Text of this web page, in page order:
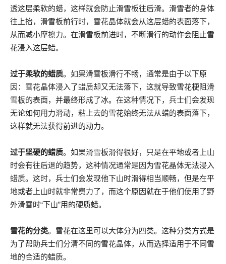
透这层柔软的蜡，这样就会防止滑雪板往后滑。滑雪者的身体
往上抬，滑雪板前行时，雪花晶体就会从这层蜡的表面落下，
从而减小摩擦力。在滑雪板前进时，不断滑行的动作会阻止雪
花浸入这层蜡。
过于柔软的蜡质。如果滑雪板滑行不畅，通常是由于以下原
因：雪花晶体浸入了蜡质却又无法落下，这就导致雪花梗阻滑
雪板的表面，并最终形成了冰。在这种情况下，兵士们会发现
无论如何用力滑动，粘上去的雪花始终无法从蜡的表面落下，
这样就无法获得前进的动力。
过于坚硬的蜡质。如果滑雪板滑得很好，只是在平地或者上山
时会有往后退的趋势，这种情况通常是因为雪花晶体无法浸入
蜡质。这时，兵士们会发现他下山时滑得相当顺畅，但是在平
地或者上山时就非常费力了，而这个原因就在于他们使用了野
外滑雪时“下山”用的硬质蜡。
雪花的分类。雪花在这里可以大体分为四类。这种分类方式是
为了帮助兵士们分清不同的雪花晶体，从而选择适用于不同雪
地的合适的蜡质。